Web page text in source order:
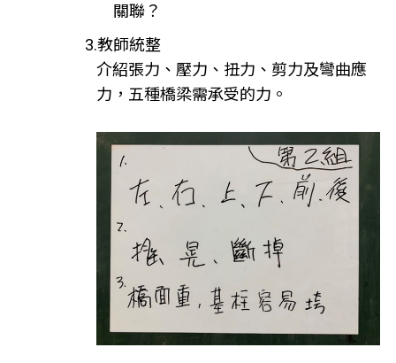
關聯？
3.教師統整
介紹張力、壓力、扭力、剪力及彎曲應
力，五種橋梁需承受的力。